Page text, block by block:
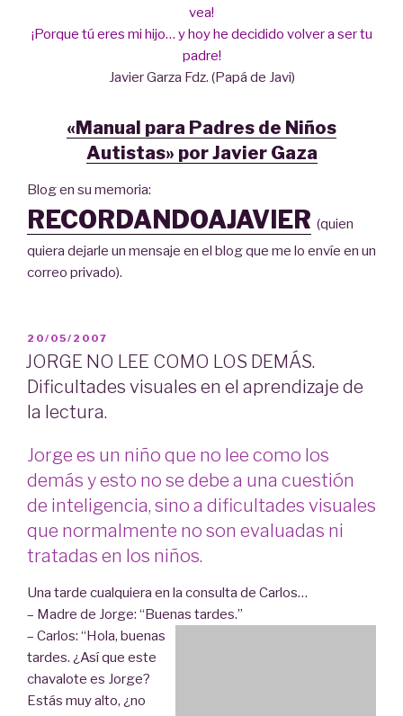
vea!
¡Porque tú eres mi hijo… y hoy he decidido volver a ser tu
padre!
Javier Garza Fdz. (Papá de Javi)
«Manual para Padres de Niños
Autistas» por Javier Gaza
Blog en su memoria:
RECORDANDOAJAVIER (quien
quiera dejarle un mensaje en el blog que me lo envíe en un
correo privado).
PUBLICADO
EL
20/05/2007
JORGE NO LEE COMO LOS DEMÁS.
Dificultades visuales en el aprendizaje de
la lectura.
Jorge es un niño que no lee como los
demás y esto no se debe a una cuestión
de inteligencia, sino a dificultades visuales
que normalmente no son evaluadas ni
tratadas en los niños.
Una tarde cualquiera en la consulta de Carlos…
– Madre de Jorge: “Buenas tardes.”
– Carlos: “Hola, buenas
tardes. ¿Así que este
chavalote es Jorge?
Estás muy alto, ¿no